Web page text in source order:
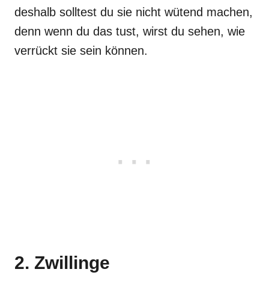
deshalb solltest du sie nicht wütend machen,
denn wenn du das tust, wirst du sehen, wie
verrückt sie sein können.
2. Zwillinge